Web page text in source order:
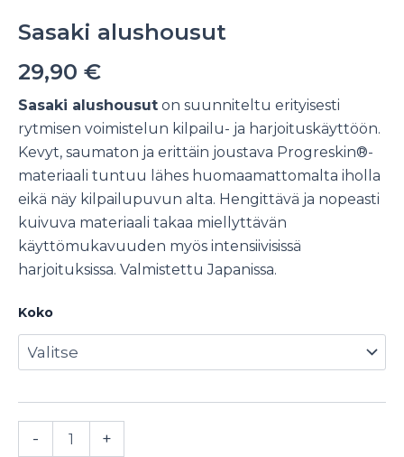
Sasaki alushousut
29,90 €
Sasaki alushousut on suunniteltu erityisesti
rytmisen voimistelun kilpailu- ja harjoituskäyttöön.
Kevyt, saumaton ja erittäin joustava Progreskin®-
materiaali tuntuu lähes huomaamattomalta iholla
eikä näy kilpailupuvun alta. Hengittävä ja nopeasti
kuivuva materiaali takaa miellyttävän
käyttömukavuuden myös intensiivisissä
harjoituksissa. Valmistettu Japanissa.
Koko
-
alushousut
+